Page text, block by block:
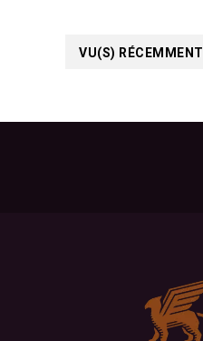
VU(S) RÉCEMMENT